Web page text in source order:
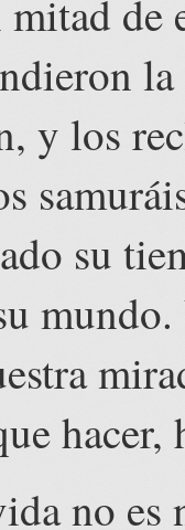
mitad
y los
su
hacer,
no es